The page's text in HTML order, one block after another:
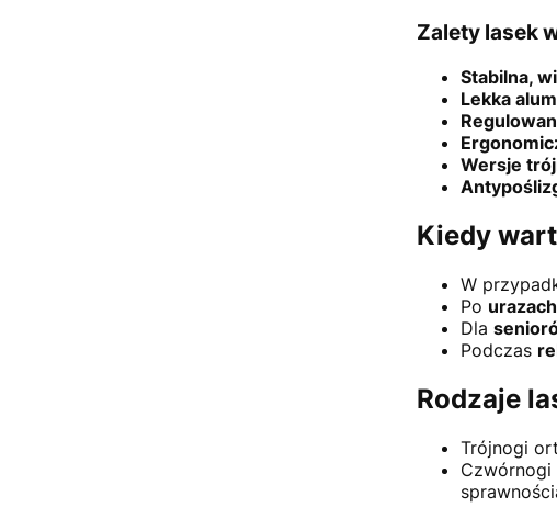
Zalety lasek
Stabilna,
Lekka
Wersje
Kiedy
W
Po
Dla
Podczas
Rodzaje
Trójnogi